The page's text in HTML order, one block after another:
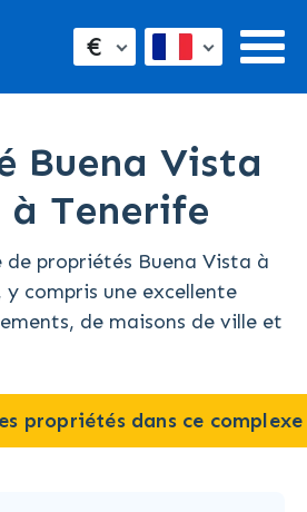
€
Buena Vista
à Tenerife
de propriétés Buena Vista à
compris une excellente
de maisons de ville et
propriétés dans ce complexe